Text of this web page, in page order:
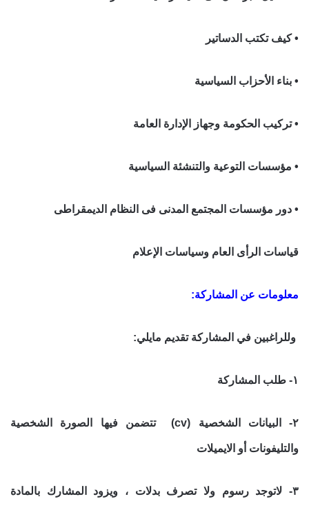
• كيف تكتب الدساتير
• بناء الأحزاب السياسية
• تركيب الحكومة وجهاز الإدارة العامة
• مؤسسات التوعية والتنشئة السياسية
• دور مؤسسات المجتمع المدنى فى النظام الديمقراطى
قياسات الرأى العام وسياسات الإعلام
معلومات عن المشاركة:
وللراغبين في المشاركة تقديم مايلي:
١- طلب المشاركة
٢- البيانات الشخصية (cv) تتضمن فيها الصورة الشخصية
والتليفونات أو الايميلات
٣- لاتوجد رسوم ولا تصرف بدلات ، ويزود المشارك بالمادة